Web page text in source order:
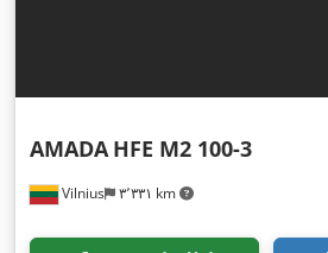
Vilnius ۳٬۳۳۱ km
AMADA HFE M2 100-3